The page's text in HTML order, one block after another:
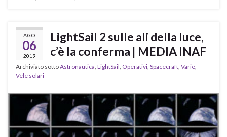
AGO
06
2019
LightSail 2 sulle ali della luce,
c’è la conferma | MEDIA INAF
Archiviato sottoAstronautica LightSail Operativi Spacecraft Varie
Vele solari